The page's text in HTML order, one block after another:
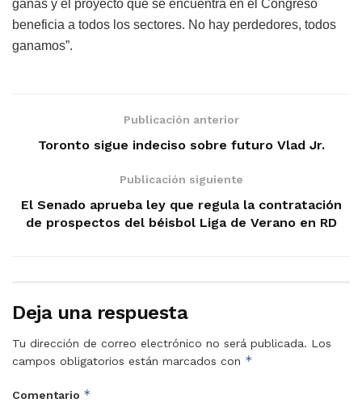
ganas y el proyecto que se encuentra en el Congreso
beneficia a todos los sectores. No hay perdedores, todos
ganamos”.
Publicación anterior
Toronto sigue indeciso sobre futuro Vlad Jr.
Publicación siguiente
El Senado aprueba ley que regula la contratación
de prospectos del béisbol Liga de Verano en RD
Deja una respuesta
Tu dirección de correo electrónico no será publicada. Los
campos obligatorios están marcados con *
Comentario *